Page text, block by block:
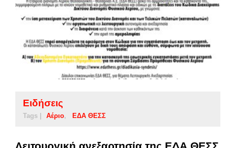
Ειδήσεις
Tags | Αέριο ΕΔΑ ΘΕΣΣ